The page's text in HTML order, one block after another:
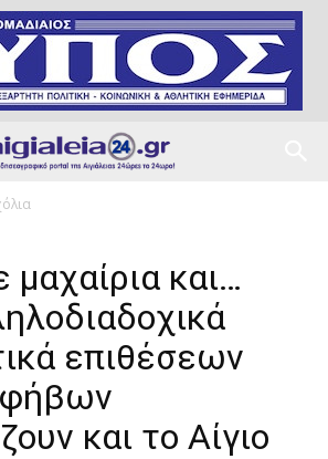
μαχαίρια και…
επιθέσεων
και το Αίγιο